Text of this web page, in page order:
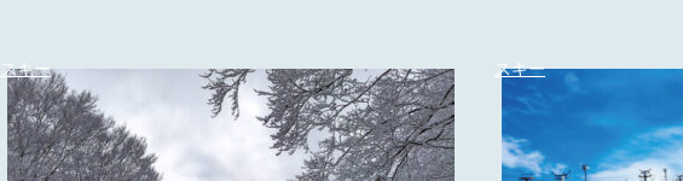
スキー スキー